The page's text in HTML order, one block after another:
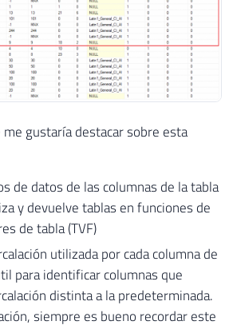
gustaría destacar sobre esta
de datos de las columnas de la tabla
y devuelve tablas en funciones de
de tabla (TVF)
utilizada por cada columna de
para identificar columnas que
distinta a la predeterminada.
siempre es bueno recordar este